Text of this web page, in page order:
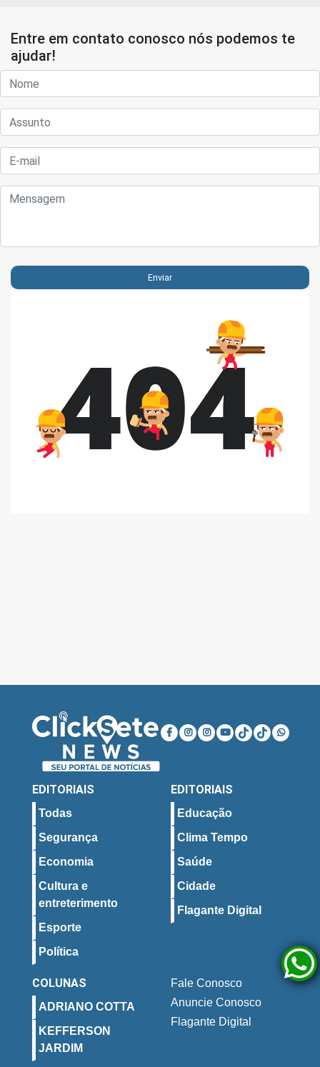
Entre em contato conosco nós podemos te
ajudar!
Enviar
EDITORIAIS
Todas
Segurança
Economia
Cultura e
entreterimento
Esporte
Política
EDITORIAIS
Educação
Clima Tempo
Saúde
Cidade
Flagante Digital
COLUNAS
ADRIANO COTTA
KEFFERSON
JARDIM
Fale Conosco
Anuncie Conosco
Flagante Digital